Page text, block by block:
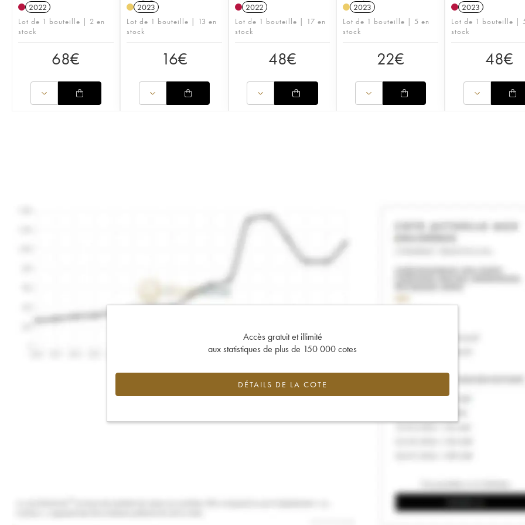
2022
Lot de 1 bouteille | 2 en
stock
68€
2023
Lot de 1 bouteille | 13 en
stock
16€
2022
Lot de 1 bouteille | 17 en
stock
48€
2023
Lot de 1 bouteille | 5 en
stock
22€
2023
Lot de 1 bouteille |
stock
48€
Accès gratuit et illimité
aux statistiques de plus de 150 000 cotes
DÉTAILS DE LA COTE